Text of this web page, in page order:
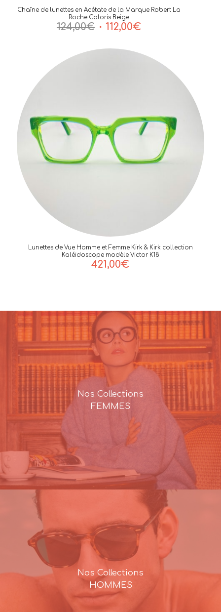
Chaîne de lunettes en Acétate de la Marque Robert La
Roche Coloris Beige
124,00€ Le
initial
112,00€Le
est :
112,00€.
Lunettes de Vue Homme et Femme Kirk & Kirk collection
Kaléidoscope modèle Victor K18
421,00€
Nos Collections
FEMMES
Nos Collections
HOMMES